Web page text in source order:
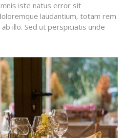
iste natus error sit
laudantium, totam rem
illo. Sed ut perspiciatis unde